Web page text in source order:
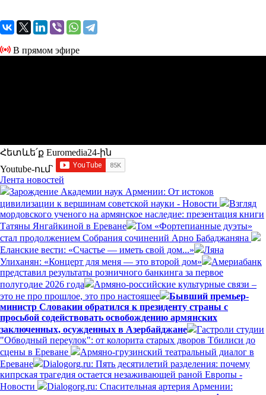
В прямом эфире
Հետևե՛ք Euromedia24-ին
Youtube-ում`
Лента новостей
Зарождение Академии наук Армении: От истоков
цивилизации к вершинам советской науки - Новости
Взгляд
мордовского ученого на армянское наследие: презентация книги
Татяны Янгайкиной в Ереване
Том «Фортепианные дуэты»
стал продолжением Собрания сочинений Арно Бабаджаняна
Еланские вести: «Счастье — иметь свой дом...»
Ляна
Улиханян: «Концерт для меня — это второй дом»
Америабанк
представил результаты розничного банкинга за первое
полугодие 2026 года
Армяно-российские культурные связи –
это не про прошлое, это про настоящее
Бывший премьер-
министр Словакии обратился к президенту страны с
просьбой содействовать освобождению армянских
заключенных, осужденных в Азербайджане
Гастроли студии
"Обводный переулок": от колорита старых дворов Тбилиси до
сцены в Ереване
Армяно-грузинский театральный диалог в
Ереване
Dialogorg.ru: Пять десятилетий разделения: почему
кипрская трагедия остается незаживающей раной Европы -
Новости
Dialogorg.ru: Спасительная артерия Армении: